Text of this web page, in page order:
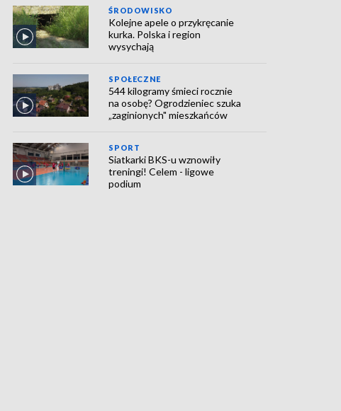
ŚRODOWISKO
Kolejne apele o przykręcanie
kurka. Polska i region
wysychają
SPOŁECZNE
544 kilogramy śmieci rocznie
na osobę? Ogrodzieniec szuka
„zaginionych" mieszkańców
SPORT
Siatkarki BKS-u wznowiły
treningi! Celem - ligowe
podium